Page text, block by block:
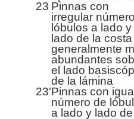
23 Pinnas con
irregular
lóbulos a lado y
lado de la
generalmente
abundantes
el lado
de la lámina
23'Pinnas con igual
número de
a lado y lado